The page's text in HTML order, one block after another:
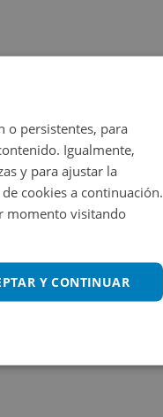
o persistentes, para
Igualmente,
y para ajustar la
cookies a continuación.
momento visitando
Y CONTINUAR